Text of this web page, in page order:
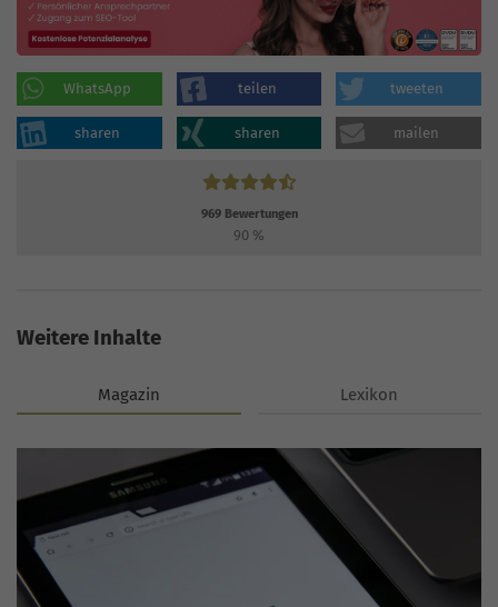
WhatsApp teilen tweeten
sharen sharen mailen
969Bewertungen
90 %
Weitere Inhalte
Magazin Lexikon